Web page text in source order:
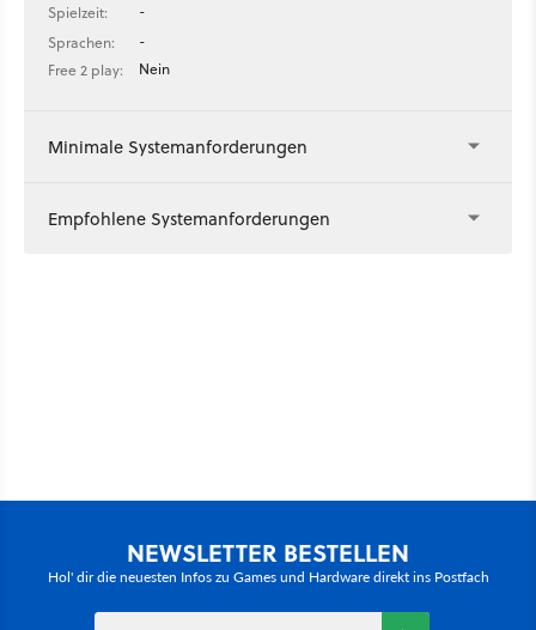
Spielzeit:
-
Sprachen:
-
Free 2 play:
Nein
Minimale Systemanforderungen
Empfohlene Systemanforderungen
NEWSLETTER BESTELLEN
Hol' dir die neuesten Infos zu Games und Hardware direkt ins Postfach